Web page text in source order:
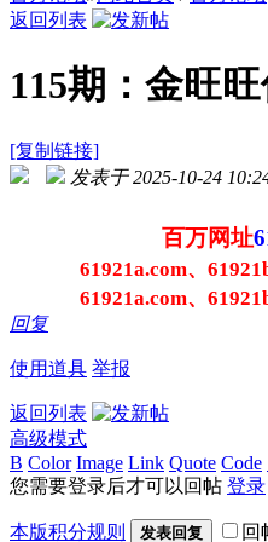
返回列表
115期：金旺
[复制链接]
发表于 2025-10-24
百万网址
61921a.com、
61921a.com、
回复
使用道具 举报
返回列表
高级模式
B Color Image Link Quote Code
您需要登录后才可以回帖 登录
本版积分规则 发表回复 回